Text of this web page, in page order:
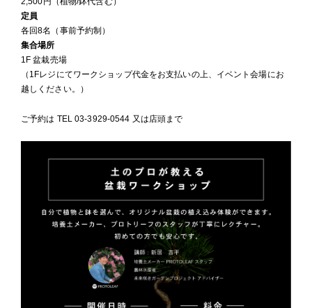
定員
各回8名（事前予約制）
集合場所
1F 盆栽売場
（1Fレジにてワークショップ代金をお支払いの上、イベント会場にお
越しください。）
ご予約は TEL 03-3929-0544 又は店頭まで